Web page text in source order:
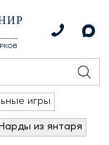
игры
из янтаря